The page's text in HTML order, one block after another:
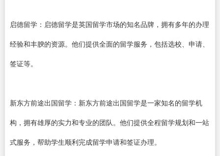
启德留学：启德留学是英国留学市场的知名品牌，拥有多年的办理
经验和丰腴的资源。他们提供全面的留学服务，包括选校、申请、
签证等。
新东方前途出国留学：新东方前途出国留学是一家知名的留学机
构，拥有雄厚的实力和专业的团队。他们提供全程留学规划和一站
式服务，帮助学生顺利完成留学申请和签证办理。